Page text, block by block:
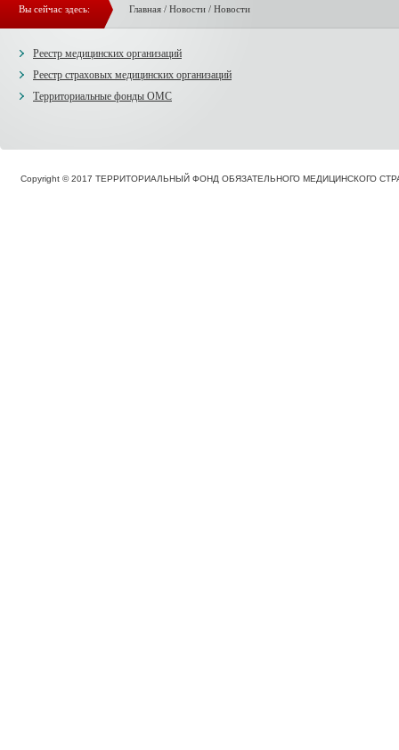
Вы сейчас здесь: Главная/ Новости / Новости
Реестр медицинских организаций
Реестр страховых медицинских организаций
Территориальные фонды ОМС
Copyright © 2017 ТЕРРИТОРИАЛЬНЫЙ ФОНД ОБЯЗАТЕЛЬНОГО МЕДИЦИНСКОГО